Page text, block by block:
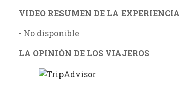
VIDEO RESUMEN DE LA EXPERIENCIA
- No disponible
LA OPINIÓN DE LOS VIAJEROS